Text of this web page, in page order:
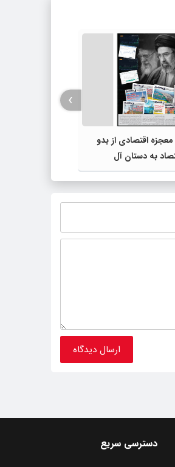
اقتصادی از بدو
به دستان آل
›
دسترسی سریع